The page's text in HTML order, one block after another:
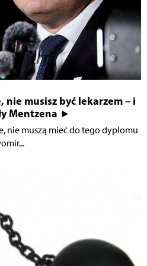
nie musisz być lekarzem – i
Mentzena ►
nie muszą mieć do tego dyplomu